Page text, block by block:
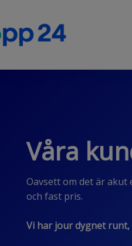
Våra
Oavsett om det är
och fast pris.
Vi har jour dygnet runt,